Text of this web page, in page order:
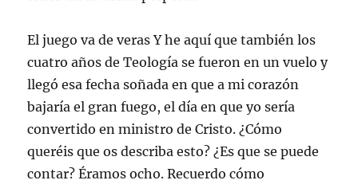
El juego va de veras Y he aquí que también los
cuatro años de Teología se fueron en un vuelo y
llegó esa fecha soñada en que a mi corazón
bajaría el gran fuego, el día en que yo sería
convertido en ministro de Cristo. ¿Cómo
queréis que os describa esto? ¿Es que se puede
contar? Éramos ocho. Recuerdo cómo